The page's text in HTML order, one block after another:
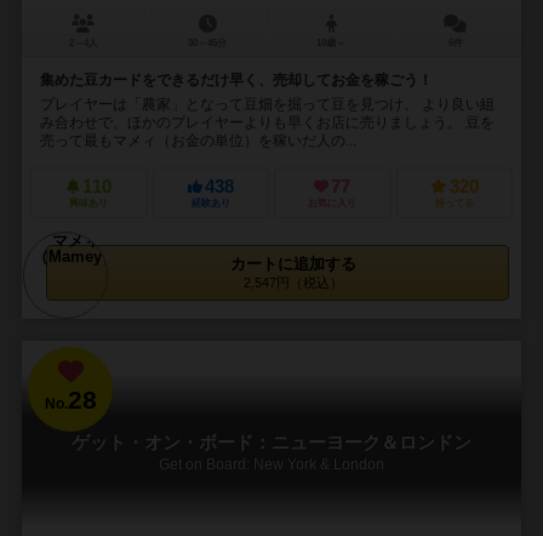
集めた豆カードをできるだけ早く、売却してお金を稼ごう！
プレイヤーは「農家」となって豆畑を掘って豆を見つけ、 より良い組
み合わせで、ほかのプレイヤーよりも早くお店に売りましょう。 豆を
売って最もマメィ（お金の単位）を稼いだ人の...
110
興味あり
438
経験あり
77
お気に入り
320
持ってる
カートに追加する
2,547円（税込）
No.28
ゲット・オン・ボード：ニューヨーク＆ロンドン
Get on Board: New York & London